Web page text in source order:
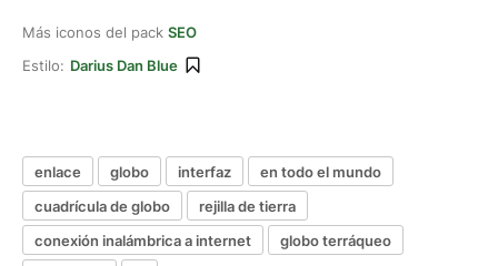
Más iconos del pack SEO
Estilo: Darius Dan Blue
enlace globo interfaz
en todo el mundo
cuadrícula de globo
rejilla de tierra
conexión inalámbrica a internet
globo terráqueo